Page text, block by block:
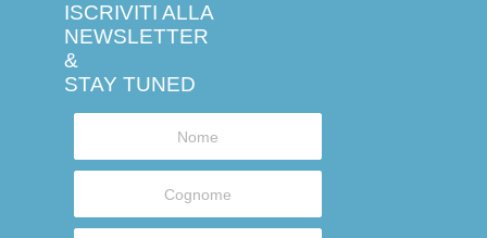
ISCRIVITI ALLA
NEWSLETTER
&
STAY TUNED